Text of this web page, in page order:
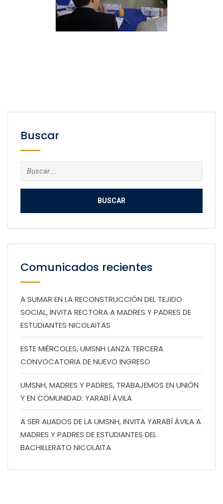
Buscar
Buscar:
Comunicados recientes
A SUMAR EN LA RECONSTRUCCIÓN DEL TEJIDO
SOCIAL, INVITA RECTORA A MADRES Y PADRES DE
ESTUDIANTES NICOLAITAS
ESTE MIÉRCOLES, UMSNH LANZA TERCERA
CONVOCATORIA DE NUEVO INGRESO
UMSNH, MADRES Y PADRES, TRABAJEMOS EN UNIÓN
Y EN COMUNIDAD: YARABÍ ÁVILA
A SER ALIADOS DE LA UMSNH, INVITA YARABÍ ÁVILA A
MADRES Y PADRES DE ESTUDIANTES DEL
BACHILLERATO NICOLAITA